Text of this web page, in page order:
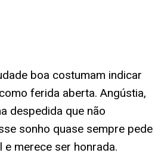
boa costumam indicar
ferida aberta. Angústia,
despedida que não
sonho quase sempre pede
merece ser honrada.